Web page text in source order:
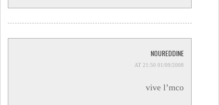
NOUREDDINE
01/09/2008 AT 21:50
vive l’mco